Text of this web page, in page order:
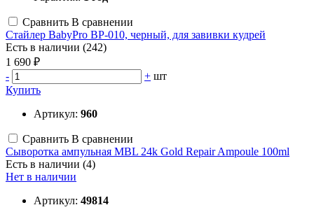
Сравнить В сравнении
Стайлер BabyPro BP-010, черный, для завивки кудрей
Есть в наличии (242)
1 690 ₽
-
+ шт
Купить
Артикул: 960
Сравнить В сравнении
Сыворотка ампульная MBL 24k Gold Repair Ampoule 100ml
Есть в наличии (4)
Нет в наличии
Артикул: 49814